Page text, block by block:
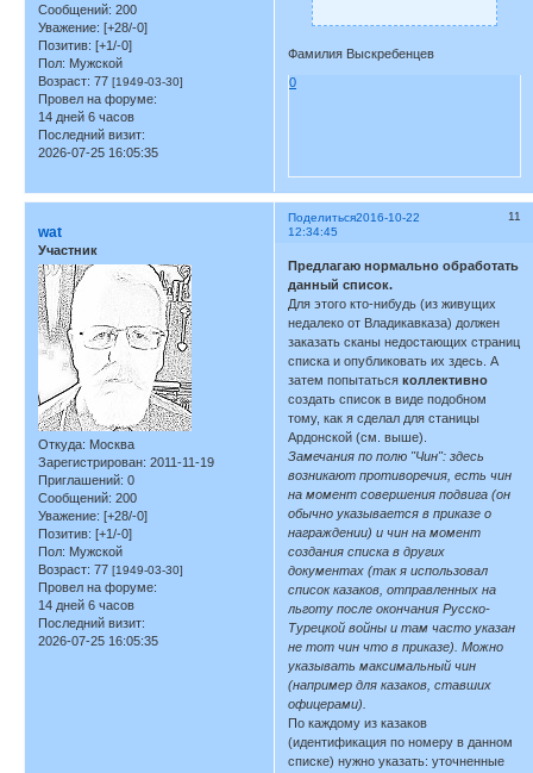
Сообщений: 200
Уважение: [+28/-0]
Позитив: [+1/-0]
Пол: Мужской
Возраст: 77 [1949-03-30]
Провел на форуме:
14 дней 6 часов
Последний визит:
2026-07-25 16:05:35
Фамилия Выскребенцев
0
Поделиться 11
2016-10-22
12:34:45
wat
Участник
Откуда: Москва
Зарегистрирован: 2011-11-19
Приглашений: 0
Сообщений: 200
Уважение: [+28/-0]
Позитив: [+1/-0]
Пол: Мужской
Возраст: 77 [1949-03-30]
Провел на форуме:
14 дней 6 часов
Последний визит:
2026-07-25 16:05:35
Предлагаю нормально обработать
данный список.
Для этого кто-нибудь (из живущих
недалеко от Владикавказа) должен
заказать сканы недостающих страниц
списка и опубликовать их здесь. А
затем попытатьсяколлективно
создать список в виде подобном
тому, как я сделал для станицы
Ардонской (см. выше).
Замечания по полю "Чин": здесь
возникают противоречия, есть чин
на момент совершения подвига (он
обычно указывается в приказе о
награждении) и чин на момент
создания списка в других
документах (так я использовал
список казаков, отправленных на
льготу после окончания Русско-
Турецкой войны и там часто указан
не тот чин что в приказе). Можно
указывать максимальный чин
(например для казаков, ставших
офицерами).
По каждому из казаков
(идентификация по номеру в данном
списке) нужно указать: уточненные